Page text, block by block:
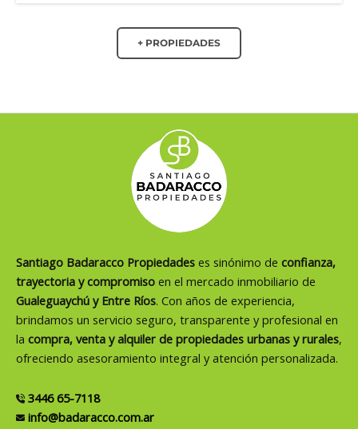
+ PROPIEDADES
Santiago Badaracco Propiedades es sinónimo de confianza,
trayectoria y compromiso en el mercado inmobiliario de
Gualeguaychú y Entre Ríos. Con años de experiencia,
brindamos un servicio seguro, transparente y profesional en
la compra, venta y alquiler de propiedades urbanas y rurales,
ofreciendo asesoramiento integral y atención personalizada.
3446 65-7118
info@badaracco.com.ar